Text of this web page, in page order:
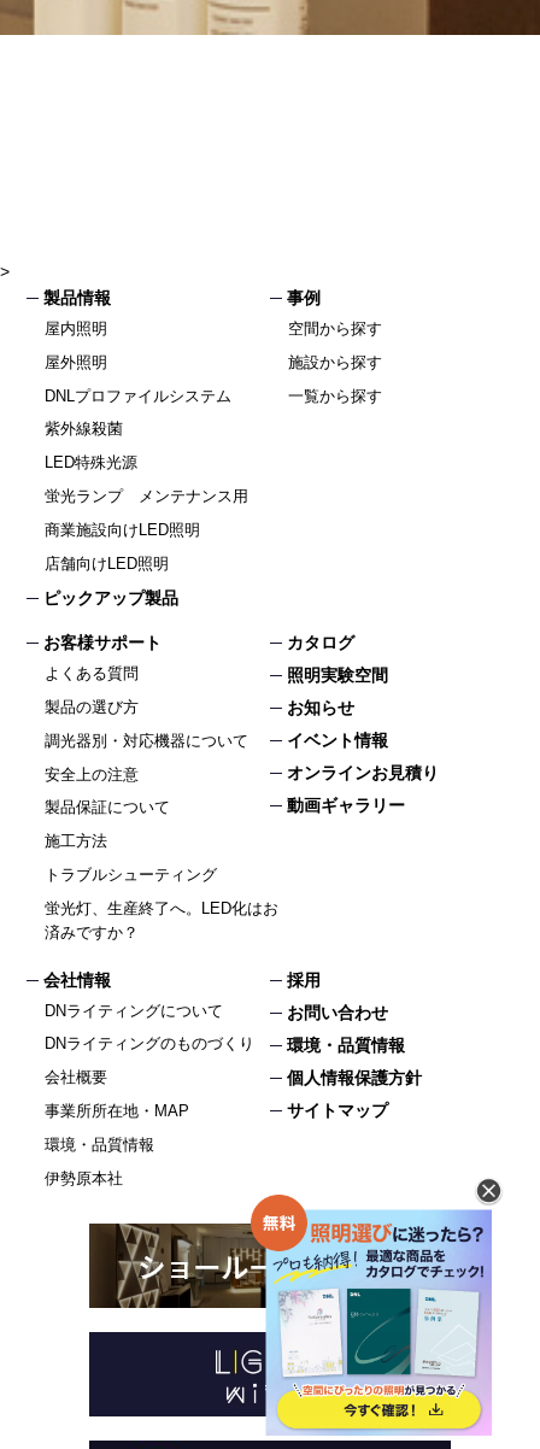
>
製品情報
屋内照明
屋外照明
DNLプロファイルシステム
紫外線殺菌
LED特殊光源
蛍光ランプ メンテナンス用
商業施設向けLED照明
店舗向けLED照明
ピックアップ製品
事例
空間から探す
施設から探す
一覧から探す
お客様サポート
よくある質問
製品の選び方
調光器別・対応機器について
安全上の注意
製品保証について
施工方法
トラブルシューティング
蛍光灯、生産終了へ。LED化はお
済みですか？
カタログ
照明実験空間
お知らせ
イベント情報
オンラインお見積り
動画ギャラリー
会社情報
DNライティングについて
DNライティングのものづくり
会社概要
事業所所在地・MAP
環境・品質情報
伊勢原本社
採用
お問い合わせ
環境・品質情報
個人情報保護方針
サイトマップ